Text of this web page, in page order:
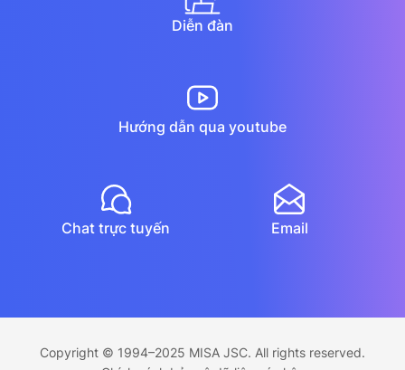
Diễn đàn
Hướng dẫn qua youtube
Chat trực tuyến Email
Copyright © 1994–2025 MISA JSC. All rights reserved.